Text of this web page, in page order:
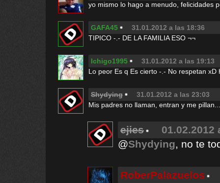
yo mismo lo hago a menudo, felicidades
GAFA45
31.01.2012 a las 18:36
TIPICO -.- DE LA FAMILIA ESO ¬¬
Ichigo1995
31.01.2012 a las 19:13
Lo peor Es q Es cierto -.- No respetan
Shydying
31.01.2012 a las 23:03
Mis padres no llaman, entran y me
ejies
01.02.2012
@Shydying, no te
RoberPalazuelos